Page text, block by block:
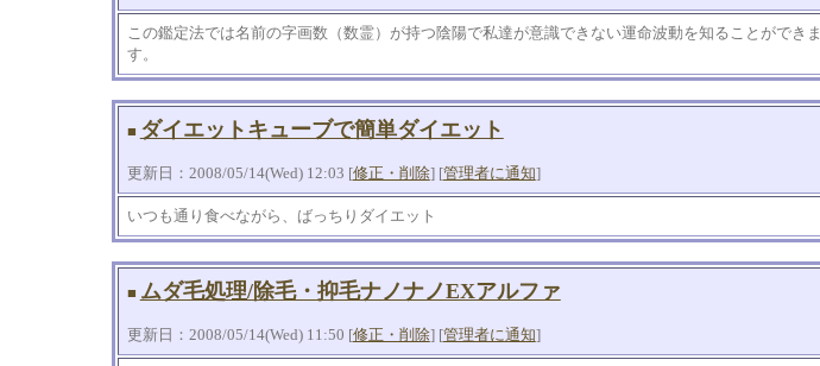
この鑑定法では名前の字画数（数霊）が持つ陰陽で私達が意識できない運命波動を知ることができま
す。
■ ダイエットキューブで簡単ダイエット
更新日：2008/05/14(Wed) 12:03 [修正・削除] [管理者に通知]
いつも通り食べながら、ばっちりダイエット
■ ムダ毛処理/除毛・抑毛ナノナノEXアルファ
更新日：2008/05/14(Wed) 11:50 [修正・削除] [管理者に通知]